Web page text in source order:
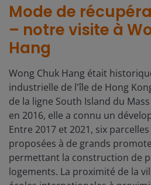
Mode de
– notre visite à
Hang
Wong Chuk Hang était
industrielle de l'île de Hong
de la ligne South Island du
en 2016, elle a connu un
Entre 2017 et 2021, six
proposées à de grands
permettant la construction de
logements. La proximité de la